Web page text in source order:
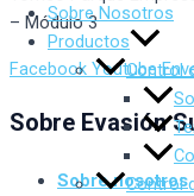
Sobre Nosotros
Productos
Control
Control
– Módulo 3
Facebook Youtube
Sobre Evasión
Sobre nosotros